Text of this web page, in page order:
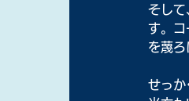
そして
す。コ
を蔑ろ
せっか